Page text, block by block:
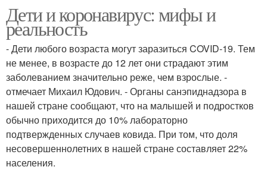
Дети и коронавирус: мифы и
реальность
- Дети любого возраста могут заразиться COVID-19. Тем
не менее, в возрасте до 12 лет они страдают этим
заболеванием значительно реже, чем взрослые. -
отмечает Михаил Юдович. - Органы санэпиднадзора в
нашей стране сообщают, что на малышей и подростков
обычно приходится до 10% лабораторно
подтвержденных случаев ковида. При том, что доля
несовершеннолетних в нашей стране составляет 22%
населения.